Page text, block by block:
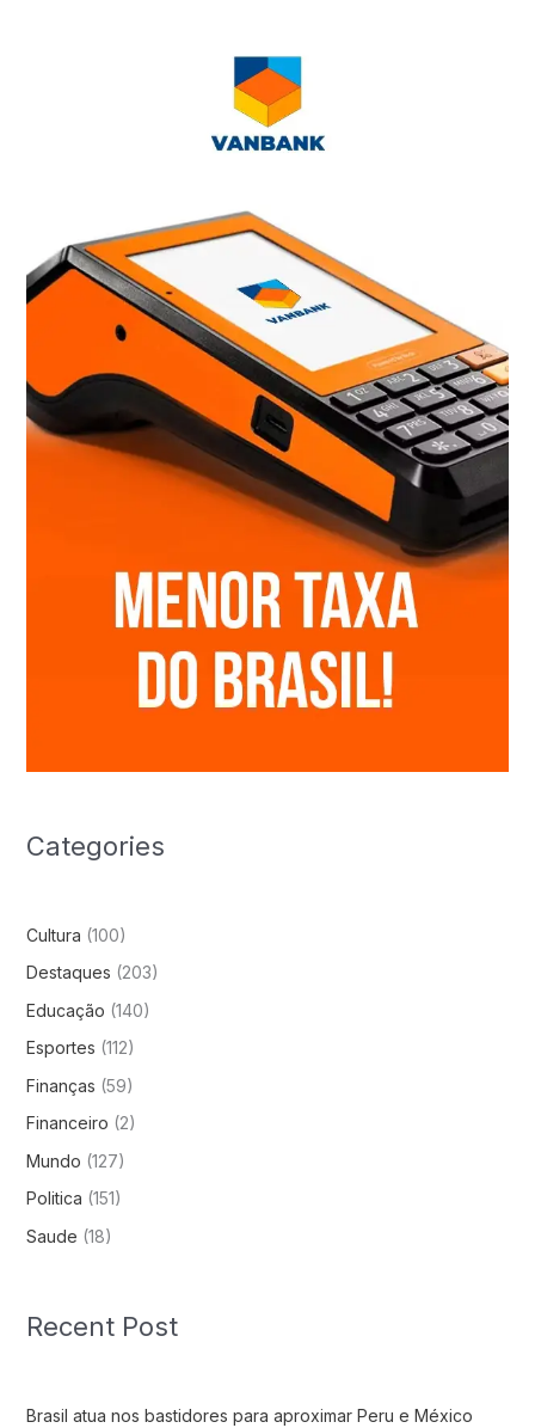
Categories
Cultura (100)
Destaques (203)
Educação (140)
Esportes (112)
Finanças (59)
Financeiro (2)
Mundo (127)
Politica (151)
Saude (18)
Recent Post
Brasil atua nos bastidores para aproximar Peru e México